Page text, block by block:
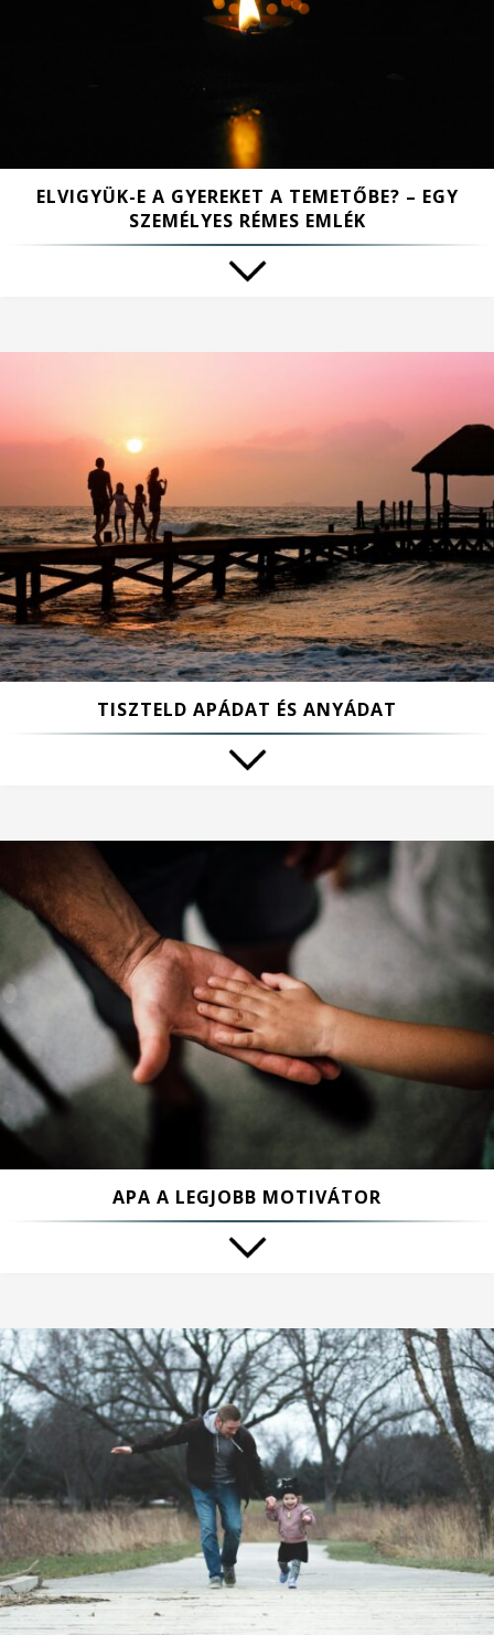
ELVIGYÜK-E A GYEREKET A TEMETŐBE? – EGY
SZEMÉLYES RÉMES EMLÉK
TISZTELD APÁDAT ÉS ANYÁDAT
APA A LEGJOBB MOTIVÁTOR